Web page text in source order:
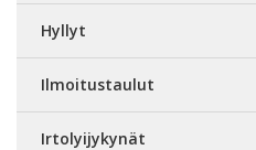
Hyllyt
Ilmoitustaulut
Irtolyijykynät